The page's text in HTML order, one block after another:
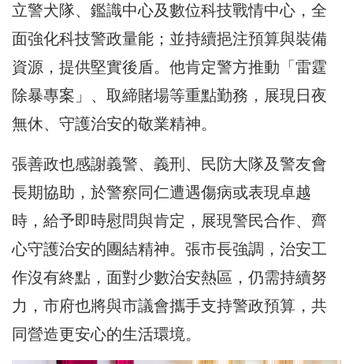
立警犬隊、鑑識中心及數位科技戰情中心，全
面強化科技警政量能；並持續挹注預算與裝備
資源，提供堅實後盾。他肯定警方推動「雷霆
除暴專案」、取締賭場等重點勤務，展現日夜
無休、守護治安的敬業精神。
張善政也感謝義警、義刑、民防大隊及警友會
長期協助，於警察同仁遭遇傷病或表現卓越
時，給予即時慰問與肯定，展現警民合作、齊
心守護治安的團結精神。張市長強調，治安工
作沒有終點，面對少數治安熱區，仍需持續努
力，市府也將與市議會攜手支持警政預算，共
同營造更安心的生活環境。